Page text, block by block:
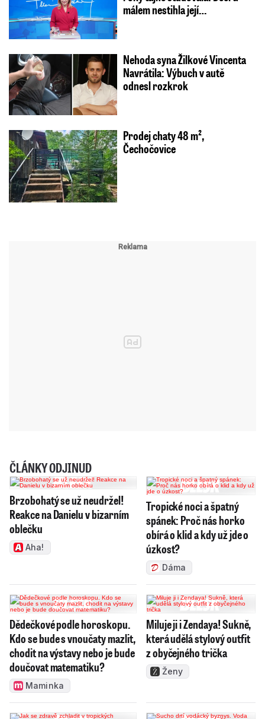
málem nestihla její…
Nehoda syna Žilkové Vincenta
Navrátila: Výbuch v autě
odnesl rozkrok
Prodej chaty 48 m²,
Čechočovice
ČLÁNKY ODJINUD
Brzobohatý se už neudržel!
Reakce na Danielu v bizarním
oblečku
Aha!
Tropické noci a špatný
spánek: Proč nás horko
obírá o klid a kdy už jde o
úzkost?
Dáma
Dědečkové podle horoskopu.
Kdo se bude s vnoučaty mazlit,
chodit na výstavy nebo je bude
doučovat matematiku?
Maminka
Miluje ji i Zendaya! Sukně,
která udělá stylový outfit
z obyčejného trička
Ženy